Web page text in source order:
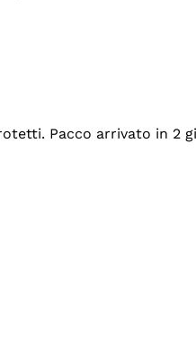
Pacco arrivato in 2